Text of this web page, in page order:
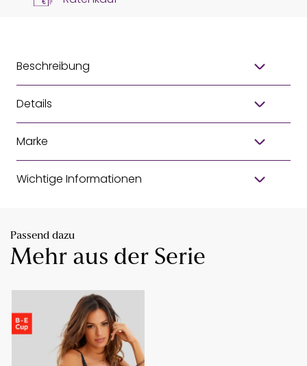
Beschreibung
Details
Marke
Wichtige Informationen
Passend dazu
Mehr aus der Serie